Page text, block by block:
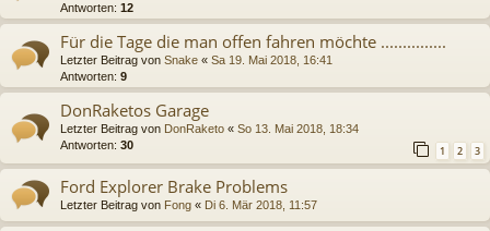
Antworten: 12
Für die Tage die man offen fahren möchte ...............
Letzter Beitrag von Snake « Sa 19. Mai 2018, 16:41
Antworten: 9
DonRaketos Garage
Letzter Beitrag von DonRaketo « So 13. Mai 2018, 18:34
Antworten: 30 1 2 3
Ford Explorer Brake Problems
Letzter Beitrag von Fong « Di 6. Mär 2018, 11:57